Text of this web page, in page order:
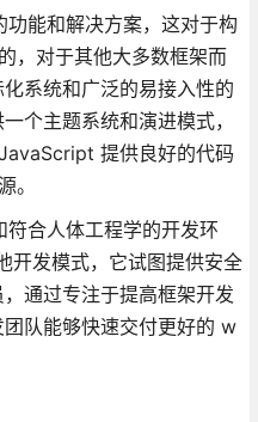
能和解决方案，这对于构
，对于其他大多数框架而
系统和广泛的易接入性的
个主题系统和演进模式，
提供良好的代码
。
合人体工程学的开发环
发模式，它试图提供安全
通过专注于提高框架开发
队能够快速交付更好的 w